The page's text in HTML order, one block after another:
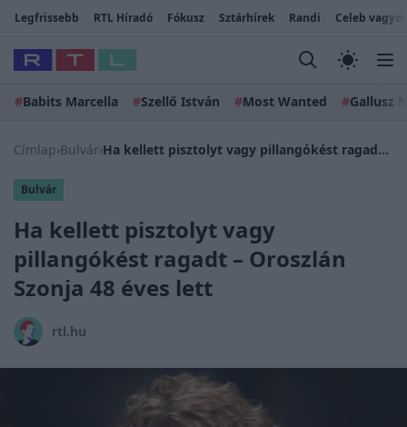
Legfrissebb RTL Híradó Fókusz Sztárhírek Randi Celeb
#Babits Marcella #Szellő István #Most Wanted #Gallusz
Címlap›Bulvár› Ha kellett pisztolyt vagy pillangókést ragadt – Oroszlán Szonja 48 éves lett
Bulvár
Ha kellett pisztolyt vagy
pillangókést ragadt – Oroszlán
Szonja 48 éves lett
rtl.hu